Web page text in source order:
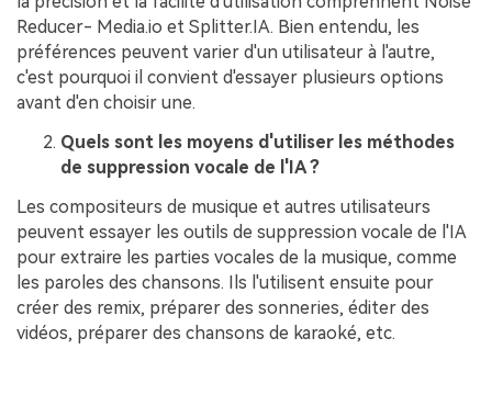
Reducer- Media.io et Splitter.IA. Bien entendu, les
préférences peuvent varier d'un utilisateur à l'autre,
c'est pourquoi il convient d'essayer plusieurs options
avant d'en choisir une.
Quels sont les moyens d'utiliser les méthodes
de suppression vocale de l'IA ?
Les compositeurs de musique et autres utilisateurs
peuvent essayer les outils de suppression vocale de l'IA
pour extraire les parties vocales de la musique, comme
les paroles des chansons. Ils l'utilisent ensuite pour
créer des remix, préparer des sonneries, éditer des
vidéos, préparer des chansons de karaoké, etc.